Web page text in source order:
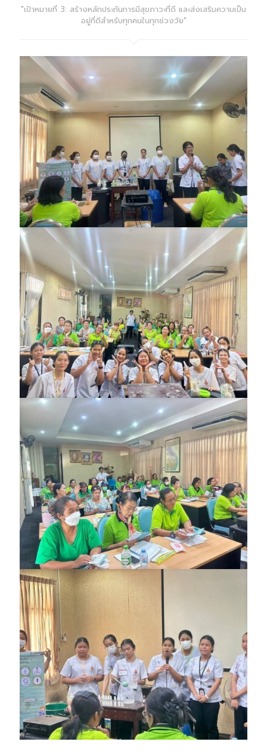
"เป้าหมายที่ 3: สร้างหลักประกันการมีสุขภาวะที่ดี และส่งเสริมความเป็น
อยู่ที่ดีสำหรับทุกคนในทุกช่วงวัย"